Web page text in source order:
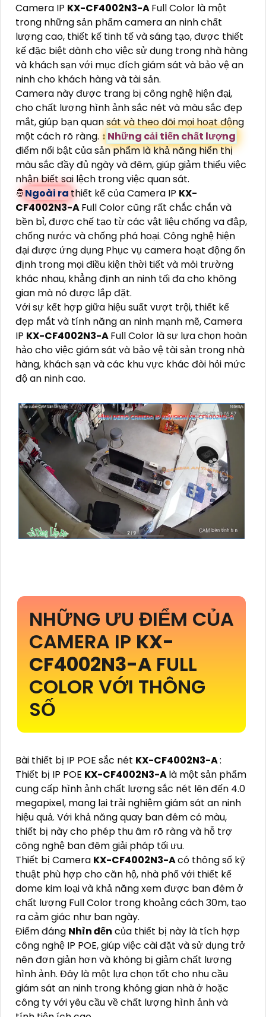
Camera IP KX-CF4002N3-AFull Color là một
trong những sản phẩm camera an ninh chất
lượng cao, thiết kế tinh tế và sáng tạo, được thiết
kế đặc biệt dành cho việc sử dụng trong nhà hàng
và khách sạn với mục đích giám sát và bảo vệ an
ninh cho khách hàng và tài sản.
Camera này được trang bị công nghệ hiện đại,
cho chất lượng hình ảnh sắc nét và màu sắc đẹp
mắt, giúp bạn quan sát và theo dõi mọi hoạt động
một cách rõ ràng. ↕️ Những cải tiến chất lượng
điểm nổi bật của sản phẩm là khả năng hiển thị
màu sắc đầy đủ ngày và đêm, giúp giảm thiểu việc
nhận biết sai lệch trong việc quan sát.
🤴Ngoài ra thiết kế của Camera IP KX-
CF4002N3-AFull Color cũng rất chắc chắn và
bền bỉ, được chế tạo từ các vật liệu chống va đập,
chống nước và chống phá hoại. Công nghệ hiện
đại được ứng dụng Phục vụ camera hoạt động ổn
định trong mọi điều kiện thời tiết và môi trường
khác nhau, khẳng định an ninh tối đa cho không
gian mà nó được lắp đặt.
Với sự kết hợp giữa hiệu suất vượt trội, thiết kế
đẹp mắt và tính năng an ninh mạnh mẽ, Camera
IP KX-CF4002N3-AFull Color là sự lựa chọn hoàn
hảo cho việc giám sát và bảo vệ tài sản trong nhà
hàng, khách sạn và các khu vực khác đòi hỏi mức
độ an ninh cao.
NHỮNG ƯU ĐIỂM CỦA
CAMERA IP KX-
CF4002N3-A FULL
COLOR VỚI THÔNG
SỐ
Bài thiết bị IP POE sắc nét KX-CF4002N3-A:
Thiết bị IP POE KX-CF4002N3-Alà một sản phẩm
cung cấp hình ảnh chất lượng sắc nét lên đến 4.0
megapixel, mang lại trải nghiệm giám sát an ninh
hiệu quả. Với khả năng quay ban đêm có màu,
thiết bị này cho phép thu âm rõ ràng và hỗ trợ
công nghệ ban đêm giải pháp tối ưu.
Thiết bị Camera KX-CF4002N3-Acó thông số kỹ
thuật phù hợp cho căn hộ, nhà phố với thiết kế
dome kim loại và khả năng xem được ban đêm ở
chất lượng Full Color trong khoảng cách 30m, tạo
ra cảm giác như ban ngày.
Điểm đáng Nhìn đến của thiết bị này là tích hợp
công nghệ IP POE, giúp việc cài đặt và sử dụng trở
nên đơn giản hơn và không bị giảm chất lượng
hình ảnh. Đây là một lựa chọn tốt cho nhu cầu
giám sát an ninh trong không gian nhà ở hoặc
công ty với yêu cầu về chất lượng hình ảnh và